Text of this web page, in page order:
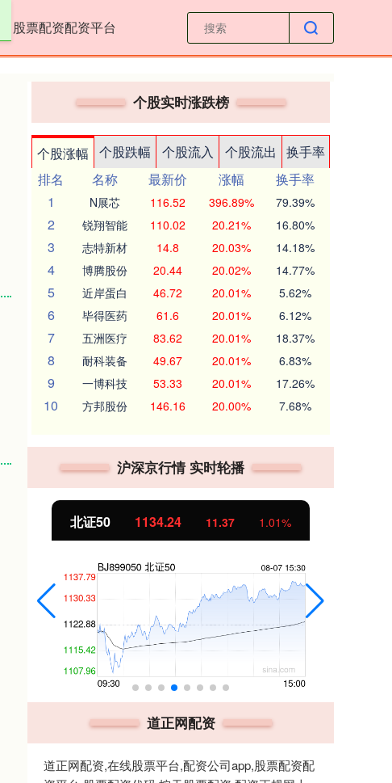
股票配资配资平台
个股实时涨跌榜
个股涨幅 个股跌幅 个股流入 个股流出
换手率
排名
名称 最新价 涨幅
换手率
1
N展芯 116.52 396.89% 79.39%
2 锐翔智能 110.02 20.21% 16.80%
3 志特新材 14.8 20.03% 14.18%
4 博腾股份 20.44 20.02% 14.77%
5 近岸蛋白 46.72 20.01% 5.62%
6 毕得医药 61.6 20.01% 6.12%
7 五洲医疗 83.62 20.01% 18.37%
8 耐科装备 49.67 20.01% 6.83%
9 一博科技 53.33 20.01% 17.26%
10 方邦股份 146.16 20.00% 7.68%
沪深京行情 实时轮播
北证50 1134.24 11.37 1.01%
道正网配资
道正网配资,在线股票平台,配资公司app,股票配资配